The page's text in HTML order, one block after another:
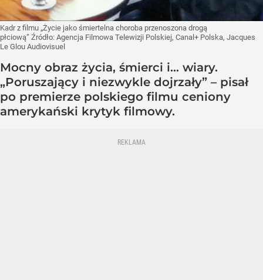
Kadr z filmu „Życie jako śmiertelna choroba przenoszona drogą
płciową” Źródło: Agencja Filmowa Telewizji Polskiej, Canal+ Polska, Jacques
Le Glou Audiovisuel
Mocny obraz życia, śmierci i... wiary.
„Poruszający i niezwykle dojrzały” – pisał
po premierze polskiego filmu ceniony
amerykański krytyk filmowy.